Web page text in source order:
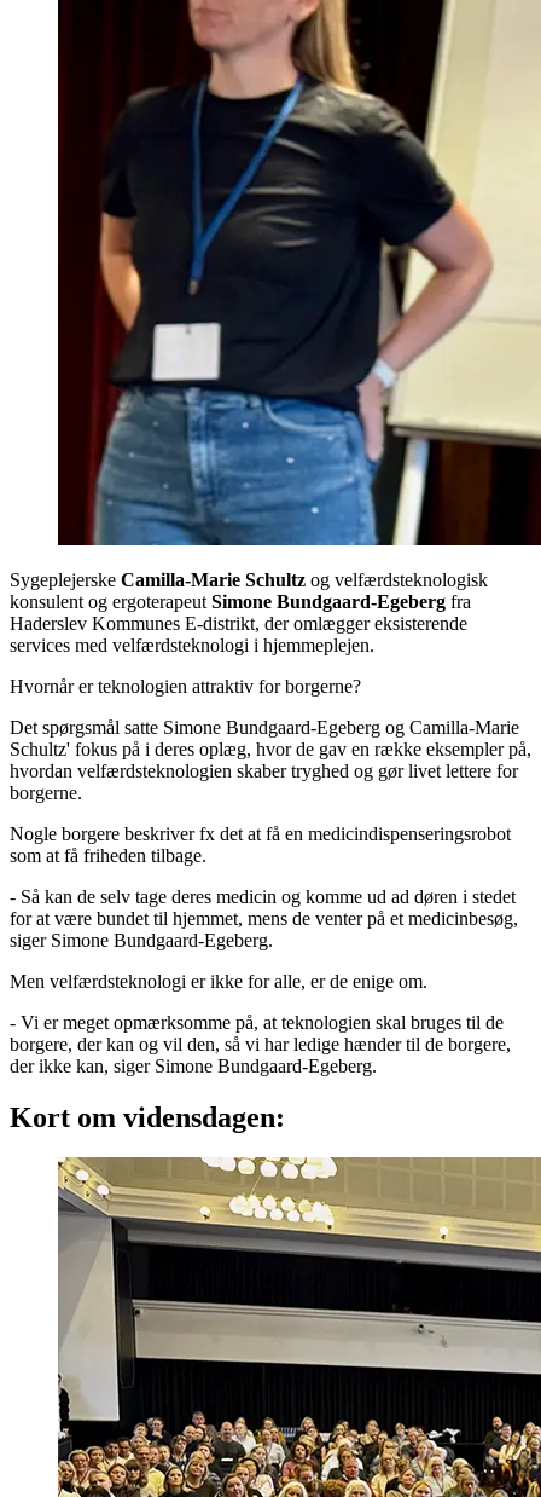
Sygeplejerske Camilla-Marie Schultz og velfærdsteknologisk
konsulent og ergoterapeut Simone Bundgaard-Egeberg fra
Haderslev Kommunes E-distrikt, der omlægger eksisterende
services med velfærdsteknologi i hjemmeplejen.
Hvornår er teknologien attraktiv for borgerne?
Det spørgsmål satte Simone Bundgaard-Egeberg og Camilla-Marie
Schultz' fokus på i deres oplæg, hvor de gav en række eksempler på,
hvordan velfærdsteknologien skaber tryghed og gør livet lettere for
borgerne.
Nogle borgere beskriver fx det at få en medicindispenseringsrobot
som at få friheden tilbage.
- Så kan de selv tage deres medicin og komme ud ad døren i stedet
for at være bundet til hjemmet, mens de venter på et medicinbesøg,
siger Simone Bundgaard-Egeberg.
Men velfærdsteknologi er ikke for alle, er de enige om.
- Vi er meget opmærksomme på, at teknologien skal bruges til de
borgere, der kan og vil den, så vi har ledige hænder til de borgere,
der ikke kan, siger Simone Bundgaard-Egeberg.
Kort om vidensdagen: